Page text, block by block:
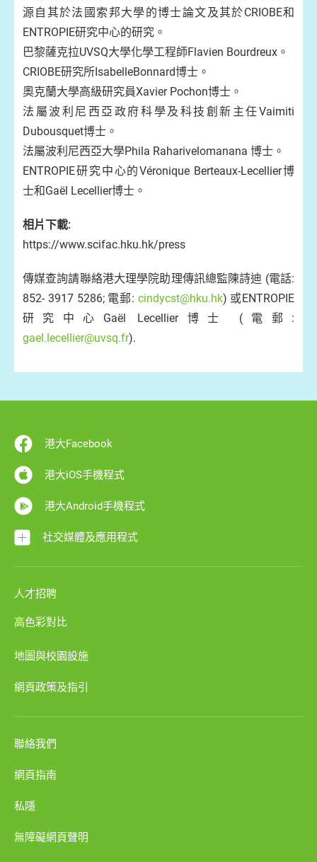
源自其於法國索邦大學的博士論文及其於CRIOBE和
ENTROPIE研究中心的研究。
巴黎薩克拉UVSQ大學化學工程師Flavien Bourdreux。
CRIOBE研究所IsabelleBonnard博士。
奧克蘭大學高級研究員Xavier Pochon博士。
法屬波利尼西亞政府科學及科技創新主任Vaimiti
Dubousquet博士。
法屬波利尼西亞大學Phila Raharivelomanana 博士。
ENTROPIE研究中心的Véronique Berteaux-Lecellier博
士和Gaël Lecellier博士。
相片下載:
https://www.scifac.hku.hk/press
傳媒查詢請聯絡港大理學院助理傳訊總監陳詩迪 (電話:
852- 3917 5286; 電郵: cindycst@hku.hk) 或ENTROPIE
研究中心Gaël Lecellier博士 (電郵:
gael.lecellier@uvsq.fr).
港大Facebook
港大iOS手機程式
港大Android手機程式
社交媒體及應用程式
人才招聘
高色彩對比
地圖與校園設施
網頁政策及指引
聯絡我們
網頁指南
私隱
無障礙網頁聲明